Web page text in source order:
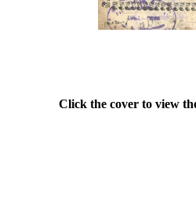
Click the cover to view